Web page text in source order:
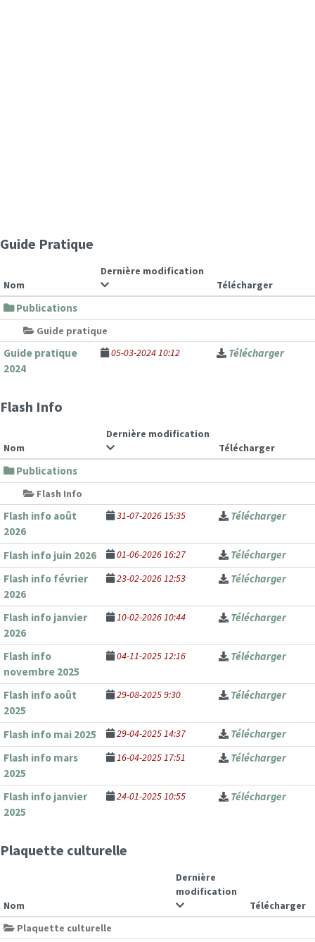
Guide Pratique
Nom
Dernière modification
Télécharger
Publications
Guide pratique
Guide pratique
2024
05-03-2024 10:12 Télécharger
Flash Info
Nom
Dernière modification
Télécharger
Publications
Flash Info
Flash info août
2026
31-07-2026 15:35 Télécharger
Flash info juin 2026 01-06-2026 16:27
Télécharger
Flash info février
2026
23-02-2026 12:53 Télécharger
Flash info janvier
2026
10-02-2026 10:44 Télécharger
Flash info
novembre 2025
04-11-2025 12:16 Télécharger
Flash info août
2025
29-08-2025 9:30 Télécharger
Flash info mai 2025 29-04-2025 14:37
Télécharger
Flash info mars
2025
16-04-2025 17:51 Télécharger
Flash info janvier
2025
24-01-2025 10:55 Télécharger
Plaquette culturelle
Nom
Dernière
modification
Télécharger
Plaquette culturelle